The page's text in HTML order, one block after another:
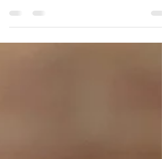
Introducción: En el mundo de la limpieza, la
obstinadas, organizar el caos y mantener un
hogar...